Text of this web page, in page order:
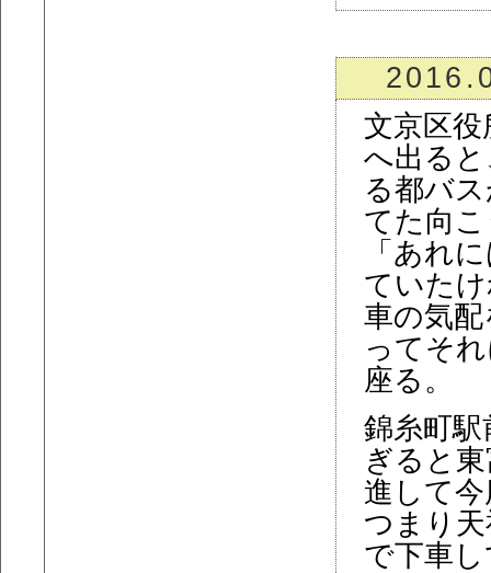
文京区
へ出る
る都バ
てた向
「あれ
ていた
車の気
ってそ
座る。
錦糸町
ぎると
進して
つまり
で下車